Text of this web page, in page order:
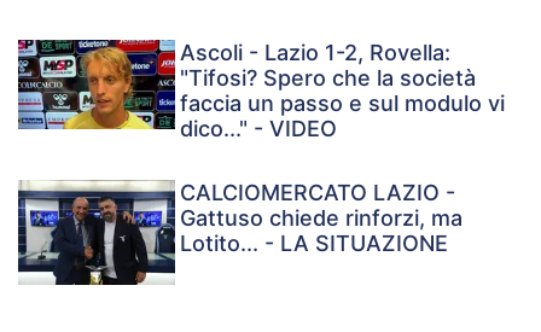
Ascoli - Lazio 1-2, Rovella:
"Tifosi? Spero che la società
faccia un passo e sul modulo vi
dico..." - VIDEO
CALCIOMERCATO LAZIO -
Gattuso chiede rinforzi, ma
Lotito... - LA SITUAZIONE